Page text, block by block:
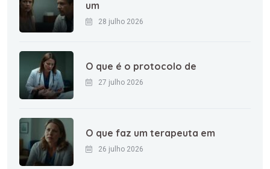
um
28 julho 2026
O que é o protocolo de
27 julho 2026
O que faz um terapeuta em
26 julho 2026